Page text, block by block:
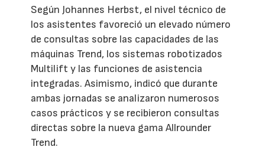
Según Johannes Herbst, el nivel técnico de
los asistentes favoreció un elevado número
de consultas sobre las capacidades de las
máquinas Trend, los sistemas robotizados
Multilift y las funciones de asistencia
integradas. Asimismo, indicó que durante
ambas jornadas se analizaron numerosos
casos prácticos y se recibieron consultas
directas sobre la nueva gama Allrounder
Trend.